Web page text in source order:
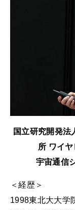
国立研究開発法
所 ワイ
宇宙通信
＜経歴＞
1998東北大大学